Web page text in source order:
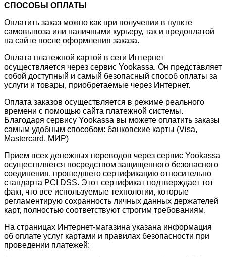
СПОСОБЫ ОПЛАТЫ
Оплатить заказ можно как при получении в пункте
самовывоза или наличными курьеру, так и предоплатой
на сайте после оформления заказа.
Оплата платежной картой в сети Интернет
осуществляется через сервис Yookassa. Он представляет
собой доступный и самый безопасный способ оплаты за
услуги и товары, приобретаемые через Интернет.
Оплата заказов осуществляется в режиме реального
времени с помощью сайта платежной системы.
Благодаря сервису Yookassa вы можете оплатить заказы
самым удобным способом: банковские карты (Visa,
Mastercard, МИР)
Прием всех денежных переводов через сервис Yookassa
осуществляется посредством защищенного безопасного
соединения, прошедшего сертификацию относительно
стандарта PCI DSS. Этот сертификат подтверждает тот
факт, что все используемые технологии, которые
регламентирую сохранность личных данных держателей
карт, полностью соответствуют строгим требованиям.
На страницах Интернет-магазина указана информация
об оплате услуг картами и правилах безопасности при
проведении платежей: